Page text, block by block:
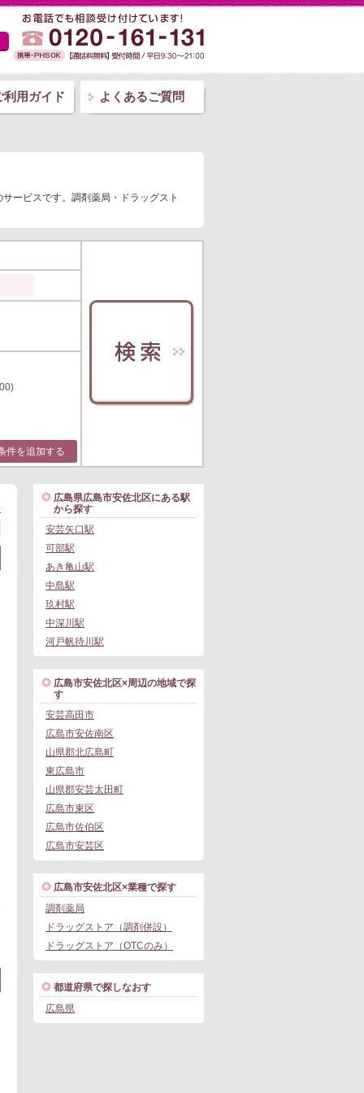
利用ガイド よくあるご質問
ービスです。調剤薬局・ドラッグスト
件を追加する
この求人にフォームで問い合わせる
広島県広島市安佐北区にある駅
から探す
安芸矢口駅
可部駅
あき亀山駅
中島駅
玖村駅
中深川駅
河戸帆待川駅
広島市安佐北区×周辺の地域で探
す
安芸高田市
広島市安佐南区
山県郡北広島町
東広島市
山県郡安芸太田町
広島市東区
広島市佐伯区
広島市安芸区
広島市安佐北区×業種で探す
調剤薬局
ドラッグストア（調剤併設）
ドラッグストア（OTCのみ）
都道府県で探しなおす
広島県